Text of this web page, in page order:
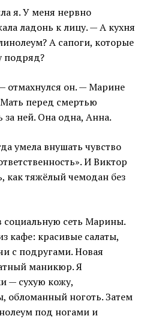
я. У меня нервно
ладонь к лицу. — А кухня
А сапоги, которые
подряд?
отмахнулся он. — Марине
перед смертью
за ней. Она одна, Анна.
умела внушать чувство
И Виктор
как тяжёлый чемодан без
социальную сеть Марины.
кафе: красивые салаты,
с подругами. Новая
маникюр. Я
— сухую кожу,
обломанный ноготь. Затем
под ногами и